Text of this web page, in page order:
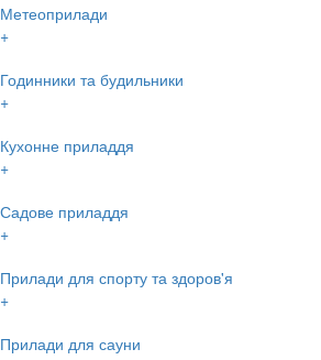
Метеоприлади
+
Годинники та будильники
+
Кухонне приладдя
+
Садове приладдя
+
Прилади для спорту та здоров'я
+
Прилади для сауни